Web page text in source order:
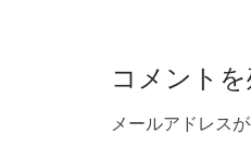
k
コメント
メールアドレス